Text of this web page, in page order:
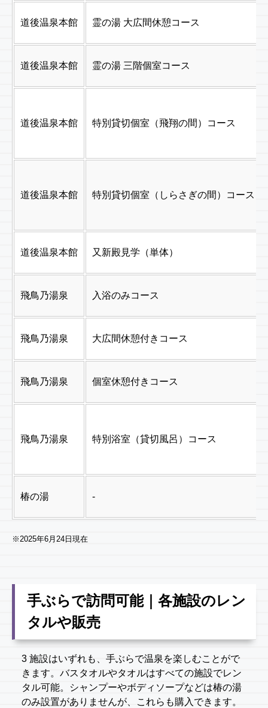
道後温泉本館 霊の湯 大広間休憩コース
道後温泉本館 霊の湯 三階個室コース
道後温泉本館 特別貸切個室（飛翔の間）コース
道後温泉本館 特別貸切個室（しらさぎの間）コース
道後温泉本館 又新殿見学（単体）
飛鳥乃湯泉 入浴のみコース
飛鳥乃湯泉 大広間休憩付きコース
飛鳥乃湯泉 個室休憩付きコース
飛鳥乃湯泉 特別浴室（貸切風呂）コース
椿の湯 -
※2025年6月24日現在
手ぶらで訪問可能｜各施設のレン
タルや販売
3 施設はいずれも、手ぶらで温泉を楽しむことがで
きます。バスタオルやタオルはすべての施設でレン
タル可能。シャンプーやボディソープなどは椿の湯
のみ設置がありませんが、これらも購入できます。